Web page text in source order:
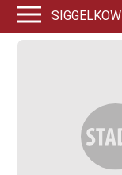
SIGGELKOW